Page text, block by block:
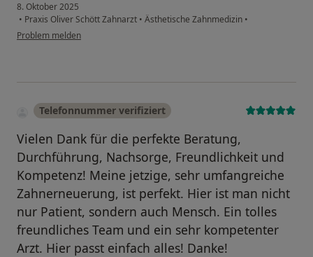
8. Oktober 2025
• Praxis Oliver Schött Zahnarzt • Ästhetische Zahnmedizin •
Problem melden
Telefonnummer verifiziert
Vielen Dank für die perfekte Beratung,
Durchführung, Nachsorge, Freundlichkeit und
Kompetenz! Meine jetzige, sehr umfangreiche
Zahnerneuerung, ist perfekt. Hier ist man nicht
nur Patient, sondern auch Mensch. Ein tolles
freundliches Team und ein sehr kompetenter
Arzt. Hier passt einfach alles! Danke!